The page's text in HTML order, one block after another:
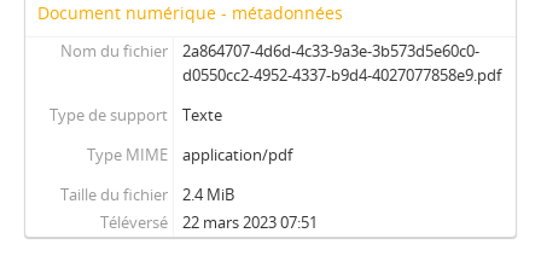
Document numérique - métadonnées
Nom du fichier
2a864707-4d6d-4c33-9a3e-3b573d5e60c0-
d0550cc2-4952-4337-b9d4-4027077858e9.pdf
Type de support
Texte
Type MIME
application/pdf
Taille du fichier
2.4 MiB
Téléversé
22 mars 2023 07:51